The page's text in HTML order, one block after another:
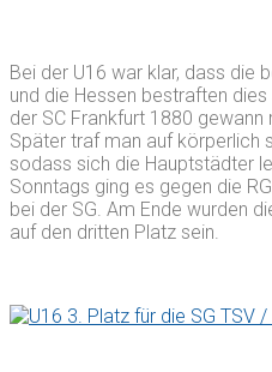
Bei der U16 war klar, dass die
und die Hessen bestraften
der SC Frankfurt 1880 gewann
Später traf man auf körperlich
sodass sich die Hauptstädter
Sonntags ging es gegen die
bei der SG. Am Ende wurden
auf den dritten Platz sein.